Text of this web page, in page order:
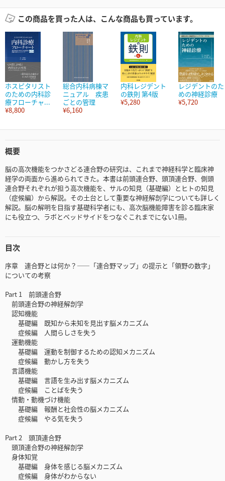
この商品を買った人は、こんな商品も買っています。
ホスピタリスト
のための内科診
療フローチャ...
¥8,800
総合内科病棟マ
ニュアル 疾患
ごとの管理
¥6,160
内科レジデント
の鉄則 第4版
¥5,280
レジデントのた
めの神経診療
¥5,720
概要
脳の高次機能をつかさどる連合野の研究は、これまで神経科学と臨床神
経学の両面から進められてきた。本書は前頭連合野、頭頂連合野、側頭
連合野それぞれが担う高次機能を、サルの知見（基礎編）とヒトの知見
（症候編）から解説。その土台として重要な神経解剖学についても詳しく
解説。脳の解明を目指す基礎科学者にも、高次脳機能障害を診る臨床家
にも役立つ、ラボとベッドサイドをつなぐこれまでにない1冊。
目次
序章 連合野とは何か？――「連合野マップ」の提示と「領野の数字」
についての考察
Part 1 前頭連合野
前頭連合野の神経解剖学
認知機能
基礎編 既知から未知を見出す脳メカニズム
症候編 人間らしさを失う
運動機能
基礎編 運動を制御するための認知メカニズム
症候編 動かし方を失う
言語機能
基礎編 言語を生み出す脳メカニズム
症候編 ことばを失う
情動・動機づけ機能
基礎編 報酬と社会性の脳メカニズム
症候編 やる気を失う
Part 2 頭頂連合野
頭頂連合野の神経解剖学
身体知覚
基礎編 身体を感じる脳メカニズム
症候編 身体がわからない